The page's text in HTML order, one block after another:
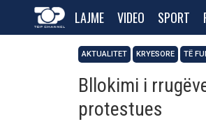
LAJME VIDEO SPORT
AKTUALITET KRYESORE TË
Bllokimi i
protestues